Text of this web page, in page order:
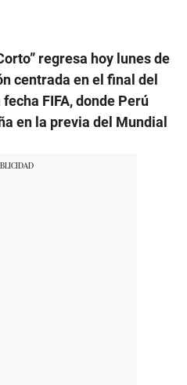
regresa hoy lunes de
centrada en el final del
FIFA, donde Perú
en la previa del Mundial